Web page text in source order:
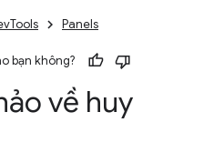
Panels
bạn không?
về huy